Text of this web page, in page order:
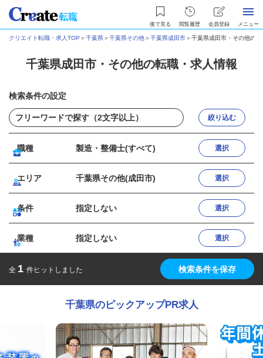
後で見る 閲覧履歴 会員登録 メニュー
クリエイト転職・求人TOP ＞千葉県＞千葉県その他＞千葉県成田市＞千葉県成田市・その他の
千葉県成田市・その他の転職・求人情報
検索条件の設定
絞り込む
職種 製造・整備士(すべて) 選択
エリア 千葉県その他(成田市) 選択
条件 指定しない 選択
業種 指定しない 選択
全 1 件ヒットしました 検索条件を保存
千葉県のピックアップPR求人